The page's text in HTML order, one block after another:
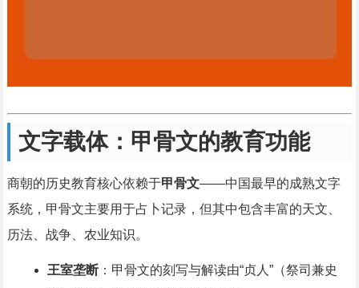
文字载体：甲骨文的教育功能
商朝的历史教育核心依赖于甲骨文——中国最早的成熟文字
系统，甲骨文主要用于占卜记录，但其中包含丰富的天文、
历法、战争、农业知识。
王室垄断：甲骨文的刻写与解读由“贞人”（祭司兼史